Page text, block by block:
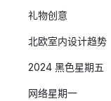
礼物创意
北欧室内设计趋势
2024 黑色星期五
网络星期一